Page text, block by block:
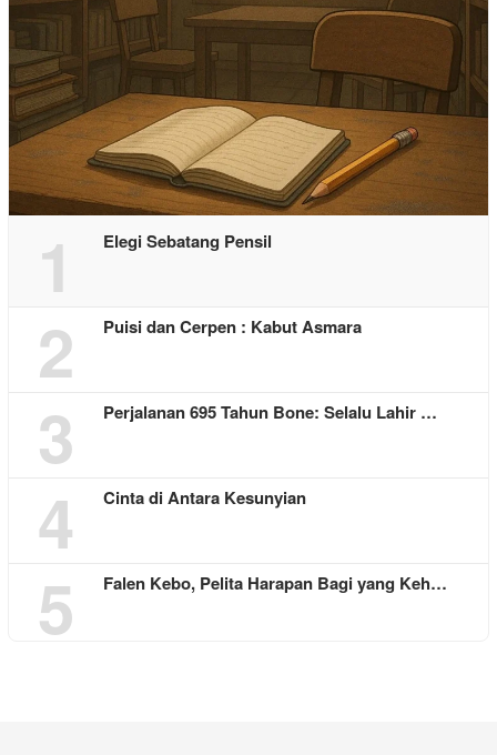
1 Elegi Sebatang Pensil
2 Puisi dan Cerpen : Kabut Asmara
3 Perjalanan 695 Tahun Bone: Selalu Lahir …
4 Cinta di Antara Kesunyian
5 Falen Kebo, Pelita Harapan Bagi yang Keh…